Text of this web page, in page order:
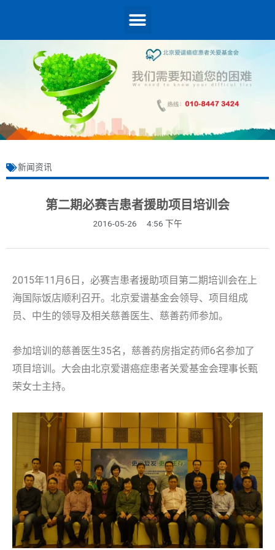
新闻资讯
第二期必赛吉患者援助项目培训会
2016-05-26 4:56 下午
2015年11月6日，必赛吉患者援助项目第二期培训会在上
海国际饭店顺利召开。北京爱谱基金会领导、项目组成
员、中生的领导及相关慈善医生、慈善药师参加。
参加培训的慈善医生35名，慈善药房指定药师6名参加了
项目培训。大会由北京爱谱癌症患者关爱基金会理事长甄
荣女士主持。